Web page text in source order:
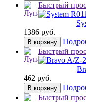
Быстрый
1386 руб.
В корзину
Быстрый
462 руб.
В корзину
Быстрый